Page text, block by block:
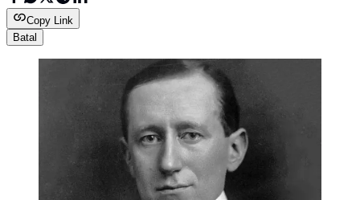
Copy Link
Batal